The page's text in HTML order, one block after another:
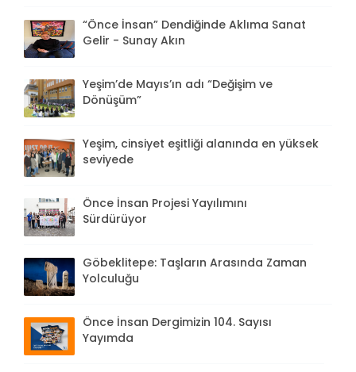
“Önce İnsan” Dendiğinde Aklıma Sanat
Gelir - Sunay Akın
Yeşim’de Mayıs’ın adı “Değişim ve
Dönüşüm”
Yeşim, cinsiyet eşitliği alanında en yüksek
seviyede
Önce İnsan Projesi Yayılımını
Sürdürüyor
Göbeklitepe: Taşların Arasında Zaman
Yolculuğu
Önce İnsan Dergimizin 104. Sayısı
Yayımda